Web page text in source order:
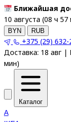
Ближайшая
10 августа (08 ч 57
BYN RUB
+375 (29)
Доставка: 18 авг |
мин)
Каталог
A